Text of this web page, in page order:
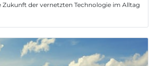
Zukunft der vernetzten Technologie im Alltag